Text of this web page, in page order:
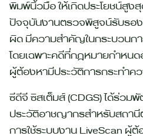
พิมพ์นิ้วมือ ให้เกิดประโยชน์สูง
ปัจจุบันงานตรวจพิสูจน์รับรอง
ผิด มีความสำคัญในกระบวนก
โดยเฉพาะคดีที่กฎหมายกำหน
ผู้ต้องหามีประวัติการกระทำค
ซีดีจี ซิสเต็มส์ (CDGS) ได้ร่วม
ประวัติอาชญากรสำหรับสถานี
การใช้ระบบงาน
LiveScan ผู้ต้